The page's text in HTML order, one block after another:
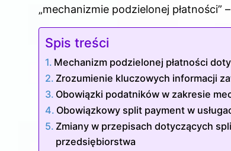
„mechanizmie podzielonej płatności”
Spis treści
Mechanizm podzielonej płatności
Zrozumienie kluczowych informacji
Obowiązki podatników w zakresie
Obowiązkowy split payment w
Zmiany w przepisach dotyczących
przedsiębiorstwa